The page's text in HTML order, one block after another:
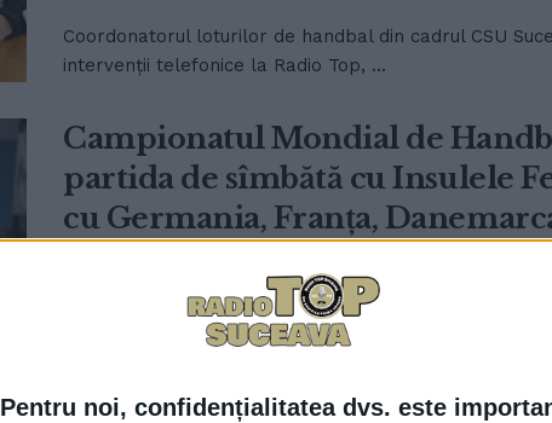
Pentru noi, confidențialitatea dvs. este
Coordonatorul loturilor de handbal din cadrul CSU
intervenții telefonice la Radio Top, ...
Campionatul Mondial de
partida de sîmbătă cu Insulele
cu Germania, Franța,
Pot să o facă. Au o coeziune de
Pentru Naționala de Handbal a României, după cele